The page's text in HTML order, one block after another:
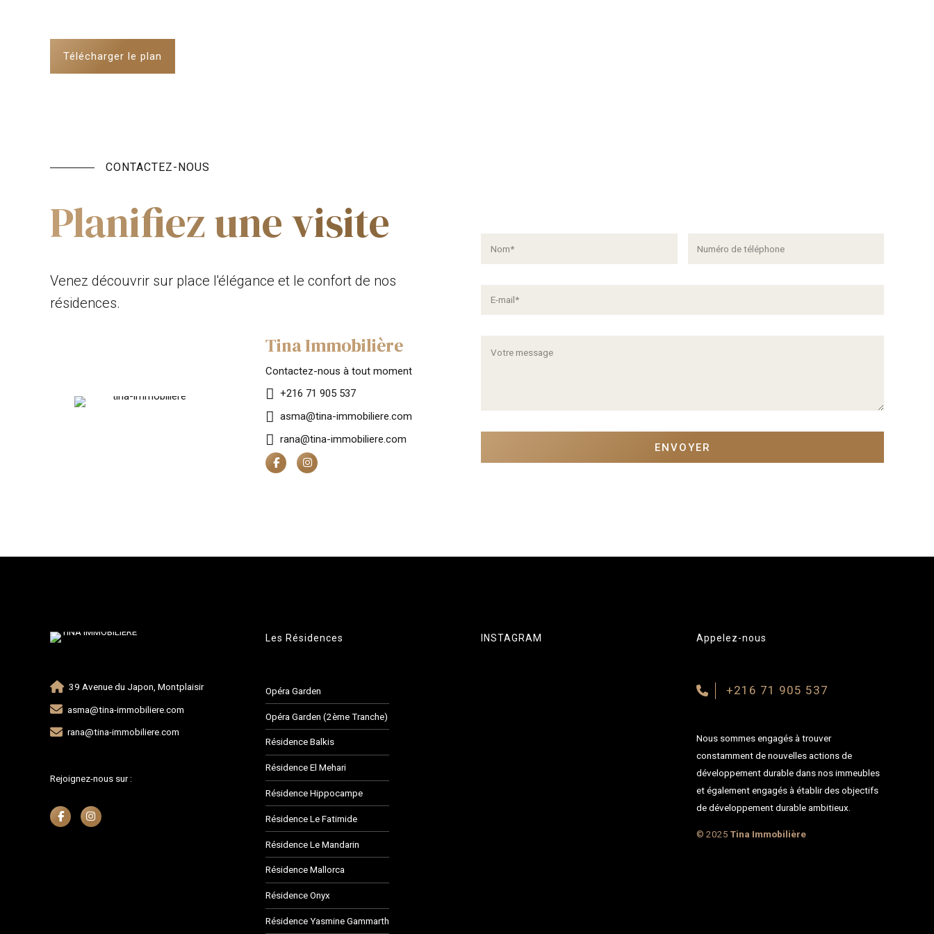
Télécharger le plan
CONTACTEZ-NOUS
Planifiez une visite
Venez découvrir sur place l'élégance et le confort de nos
résidences.
Tina Immobilière
Contactez-nous à tout moment
+216 71 905 537
asma@tina-immobiliere.com
rana@tina-immobiliere.com
39 Avenue du Japon, Montplaisir
asma@tina-immobiliere.com
rana@tina-immobiliere.com
Rejoignez-nous sur :
Les Résidences
Opéra Garden
Opéra Garden (2ème Tranche)
Résidence Balkis
Résidence El Mehari
Résidence Hippocampe
Résidence Le Fatimide
Résidence Le Mandarin
Résidence Mallorca
Résidence Onyx
Résidence Yasmine Gammarth
INSTAGRAM Appelez-nous
+216 71 905 537
Nous sommes engagés à trouver
constamment de nouvelles actions de
développement durable dans nos immeubles
et également engagés à établir des objectifs
de développement durable ambitieux.
© 2025 Tina Immobilière